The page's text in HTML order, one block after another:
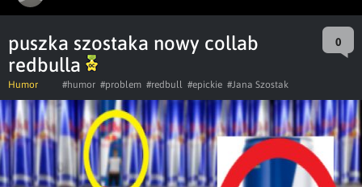
puszka szostaka nowy collab
redbulla
0
Humor #humor #problem #redbull #epickie #Jana Szostak